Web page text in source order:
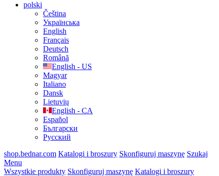
polski
Čeština
Українська
English
Français
Deutsch
Română
English - US
Magyar
Italiano
Dansk
Lietuvių
English - CA
Español
Български
Русский
shop.bednar.com Katalogi i broszury Skonfiguruj maszynę Szukaj
Menu
Wszystkie produkty Skonfiguruj maszynę Katalogi i broszury